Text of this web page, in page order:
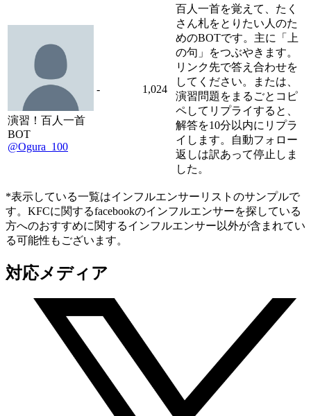
演習！百人一首
BOT
@Ogura_100
- 1,024
百人一首を覚えて、たく
さん札をとりたい人のた
めのBOTです。主に「上
の句」をつぶやきます。
リンク先で答え合わせを
してください。または、
演習問題をまるごとコピ
ペしてリプライすると、
解答を10分以内にリプラ
イします。自動フォロー
返しは訳あって停止しま
した。
*表示している一覧はインフルエンサーリストのサンプルで
す。KFCに関するfacebookのインフルエンサーを探している
方へのおすすめに関するインフルエンサー以外が含まれてい
る可能性もございます。
対応メディア